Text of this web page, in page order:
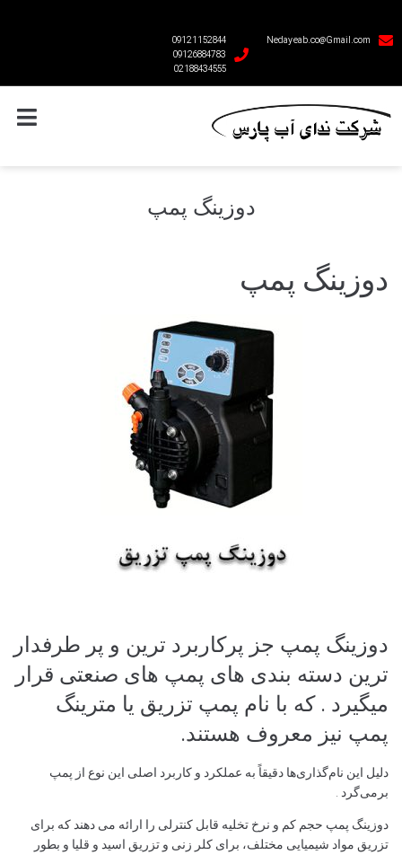
Nedayeab.co@Gmail.com
09121152844
09126884783
02188434555
دوزینگ پمپ
دوزینگ پمپ
دوزینگ پمپ جز پرکاربرد ترین و پر طرفدار
ترین دسته بندی های پمپ های صنعتی قرار
میگیرد . که با نام پمپ تزریق یا مترینگ
پمپ نیز معروف هستند.
دلیل این نام‌گذاری‌ها دقیقاً به عملکرد و کاربرد اصلی این نوع از پمپ
برمی‌گرد .
دوزینگ پمپ حجم کم و نرخ تخلیه قابل کنترلی را ارائه می دهند که برای
تزریق مواد شیمیایی مختلف، برای کلر زنی و تزریق اسید و قلیا و بطور